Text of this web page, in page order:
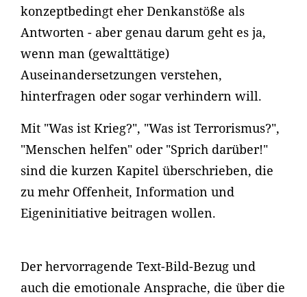
konzeptbedingt eher Denkanstöße als
Antworten - aber genau darum geht es ja,
wenn man (gewalttätige)
Auseinandersetzungen verstehen,
hinterfragen oder sogar verhindern will.
Mit "Was ist Krieg?", "Was ist Terrorismus?",
"Menschen helfen" oder "Sprich darüber!"
sind die kurzen Kapitel überschrieben, die
zu mehr Offenheit, Information und
Eigeninitiative beitragen wollen.
Der hervorragende Text-Bild-Bezug und
auch die emotionale Ansprache, die über die